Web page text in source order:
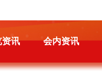
资讯 会内资讯